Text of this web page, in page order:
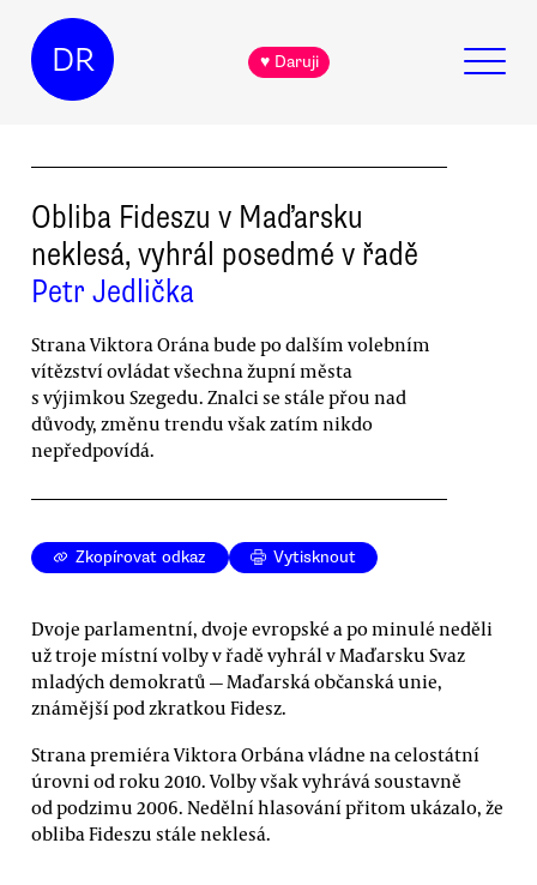
DR ♥ Daruji
Obliba Fideszu v Maďarsku
neklesá, vyhrál posedmé v řadě
Petr Jedlička
Strana Viktora Orána bude po dalším volebním
vítězství ovládat všechna župní města
s výjimkou Szegedu. Znalci se stále přou nad
důvody, změnu trendu však zatím nikdo
nepředpovídá.
Zkopírovat odkaz Vytisknout
Dvoje parlamentní, dvoje evropské a po minulé neděli
už troje místní volby v řadě vyhrál v Maďarsku Svaz
mladých demokratů — Maďarská občanská unie,
známější pod zkratkou Fidesz.
Strana premiéra Viktora Orbána vládne na celostátní
úrovni od roku 2010. Volby však vyhrává soustavně
od podzimu 2006. Nedělní hlasování přitom ukázalo, že
obliba Fideszu stále neklesá.